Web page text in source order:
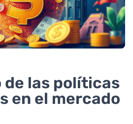
de las políticas
en el mercado